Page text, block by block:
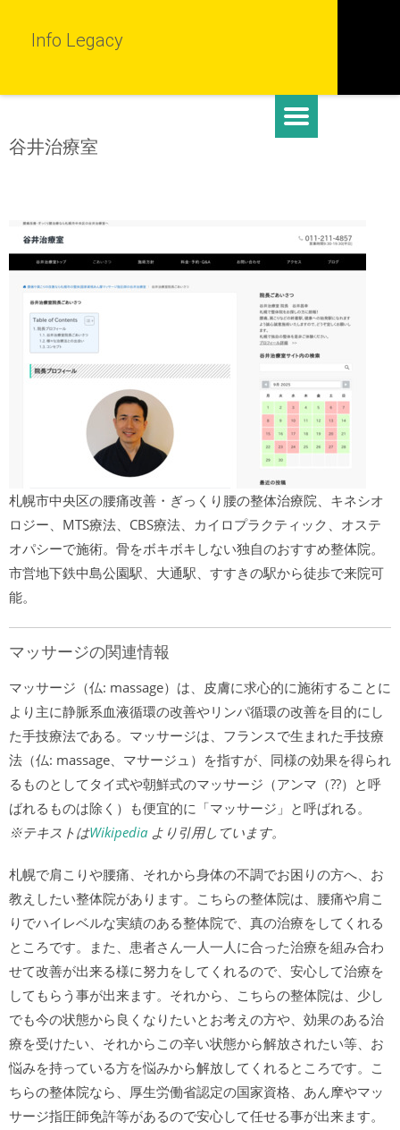
Info Legacy
谷井治療室
札幌市中央区の腰痛改善・ぎっくり腰の整体治療院、キネシオ
ロジー、MTS療法、CBS療法、カイロプラクティック、オステ
オパシーで施術。骨をボキボキしない独自のおすすめ整体院。
市営地下鉄中島公園駅、大通駅、すすきの駅から徒歩で来院可
能。
マッサージの関連情報
マッサージ（仏: massage）は、皮膚に求心的に施術することに
より主に静脈系血液循環の改善やリンパ循環の改善を目的にし
た手技療法である。マッサージは、フランスで生まれた手技療
法（仏: massage、マサージュ）を指すが、同様の効果を得られ
るものとしてタイ式や朝鮮式のマッサージ（アンマ（??）と呼
ばれるものは除く）も便宜的に「マッサージ」と呼ばれる。
※テキストはWikipedia より引用しています。
札幌で肩こりや腰痛、それから身体の不調でお困りの方へ、お
教えしたい整体院があります。こちらの整体院は、腰痛や肩こ
りでハイレベルな実績のある整体院で、真の治療をしてくれる
ところです。また、患者さん一人一人に合った治療を組み合わ
せて改善が出来る様に努力をしてくれるので、安心して治療を
してもらう事が出来ます。それから、こちらの整体院は、少し
でも今の状態から良くなりたいとお考えの方や、効果のある治
療を受けたい、それからこの辛い状態から解放されたい等、お
悩みを持っている方を悩みから解放してくれるところです。こ
ちらの整体院なら、厚生労働省認定の国家資格、あん摩やマッ
サージ指圧師免許等があるので安心して任せる事が出来ます。